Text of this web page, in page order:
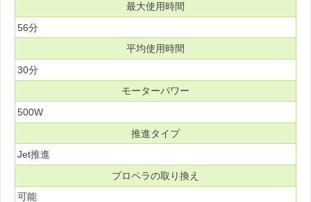
最大使用時間
56分
平均使用時間
30分
モーターパワー
500W
推進タイプ
Jet推進
プロペラの取り換え
可能